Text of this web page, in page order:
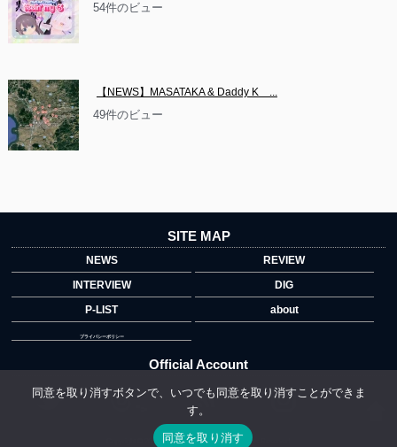
54件のビュー
【NEWS】MASATAKA & Daddy K　...
49件のビュー
SITE MAP
NEWS
REVIEW
INTERVIEW
DIG
P-LIST
about
プライバシーポリシー
Official Account
Copyright © 2014 copyrights.indiegrab.jp All Rights Reserved.
同意を取り消すボタンで、いつでも同意を取り消すことができま
す。
同意を取り消す